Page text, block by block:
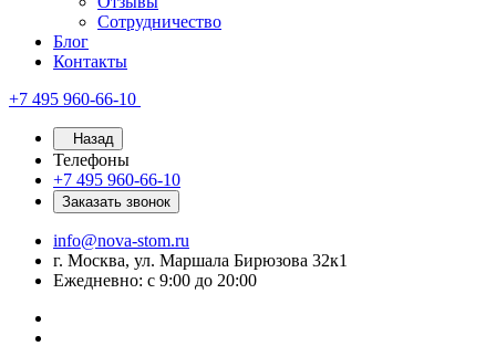
Сотрудничество
Блог
Контакты
+7 495 960-66-10
Назад
Телефоны
+7 495 960-66-10
Заказать звонок
info@nova-stom.ru
г. Москва, ул. Маршала Бирюзова 32к1
Ежедневно: с 9:00 до 20:00